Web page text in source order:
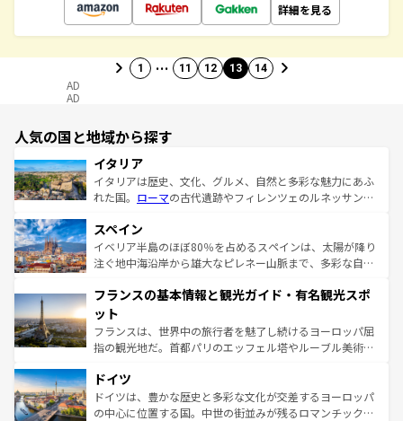
詳細を見る
1 … 11 12 13 14
AD
AD
人気の国と地域から探す
イタリア
イタリアは歴史、文化、グルメ、自然と多彩な魅力にあふ
れた国。 ローマの古代遺跡やフィレンツェのルネッサンス
ろん、トスカーナの美しい田園風景やアマルフィ海岸の絶
景など、自然景観も見逃せない。観光の合間には、本場の
ピザやパスタなど、絶品のイタリア料理を堪能することも
ませてくれるイタリアで、忘れられない旅をしてみよう！
なお、新着のイタリア情報は
しい。
スペイン
イベリア半島のほぼ80％を占めるスペインは、太陽が降り
注ぐ地中海沿岸から雄大なピレネー山脈まで、多彩な自然
文化が根付くこの国では、情熱的なフラメンコ、熱気あふ
れる闘牛、そして美味しいタパスが生活の一部となってい
る。首都マドリードの洗練された雰囲気や、バルセロナの
アートに溢れた街角から、地方では古代ローマ遺跡や中世
せる。地方によって風土や気候が異なるスペインはその個
性で訪れる人を魅了する。 なお、新着のスペイン情報は コ
ンテンツ一覧を参照してほしい。
フランスの基本情報と観光ガイド・有名観光スポ
ット
フランスは、世界中の旅行者を魅了し続けるヨーロッパ屈
指の観光地だ。首都パリのエッフェル塔やルーブル美術館
で、幅広い魅力が詰まっている。華麗な宮殿、歴史的な大
聖堂、美しいビーチ、そして豊かな自然が、訪れる者を心
から魅了する。また、フランスは美食の国としても知ら
ドイツ
ドイツは、豊かな歴史と多彩な文化が交差するヨーロッパ
の中心に位置する国。中世の街並みが残るロマンチック街